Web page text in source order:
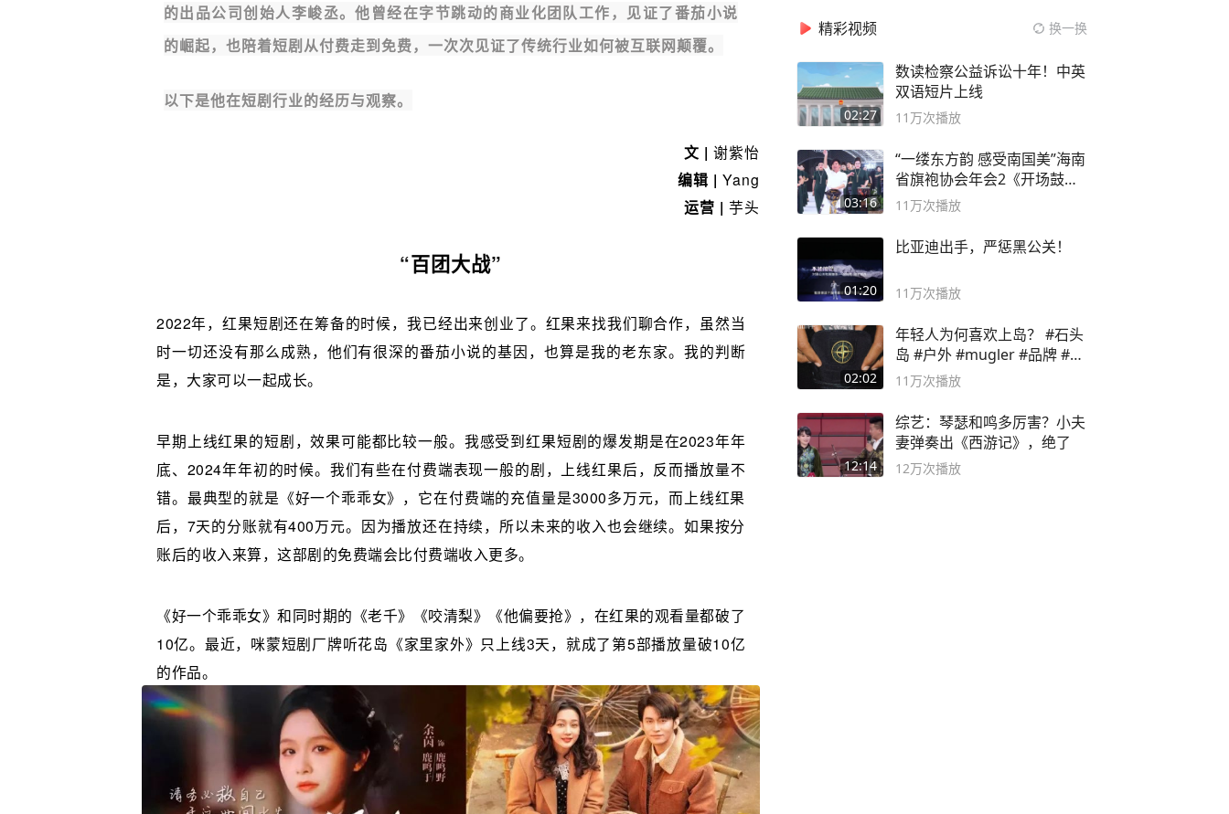
的出品公司创始人李峻丞。他曾经在字节跳动的商业化团队工作，见证了番茄小说
的崛起，也陪着短剧从付费走到免费，一次次见证了传统行业如何被互联网颠覆。
以下是他在短剧行业的经历与观察。
文 | 谢紫怡
编辑 | Yang
运营 | 芋头
“百团大战”
2022年，红果短剧还在筹备的时候，我已经出来创业了。红果来找我们聊合作，虽然当
时一切还没有那么成熟，他们有很深的番茄小说的基因，也算是我的老东家。我的判断
是，大家可以一起成长。
早期上线红果的短剧，效果可能都比较一般。我感受到红果短剧的爆发期是在2023年年
底、2024年年初的时候。我们有些在付费端表现一般的剧，上线红果后，反而播放量不
错。最典型的就是《好一个乖乖女》，它在付费端的充值量是3000多万元，而上线红果
后，7天的分账就有400万元。因为播放还在持续，所以未来的收入也会继续。如果按分
账后的收入来算，这部剧的免费端会比付费端收入更多。
《好一个乖乖女》和同时期的《老千》《咬清梨》《他偏要抢》，在红果的观看量都破了
10亿。最近，咪蒙短剧厂牌听花岛《家里家外》只上线3天，就成了第5部播放量破10亿
的作品。
精彩视频 换一换
02:27
数读检察公益诉讼十年！中英
双语短片上线
11万次播放
03:16
“一缕东方韵 感受南国美”海南
省旗袍协会年会2《开场鼓》
二团
11万次播放
01:20
比亚迪出手，严惩黑公关！
11万次播放
02:02
年轻人为何喜欢上岛？ #石头
岛 #户外 #mugler #品牌 #足
球流氓
11万次播放
12:14
综艺：琴瑟和鸣多厉害？小夫
妻弹奏出《西游记》，绝了
12万次播放